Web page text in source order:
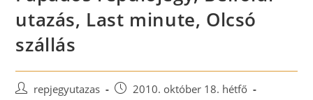
utazás, Last minute, Olcsó
szállás
Postrepjegyutazas
Post2010. október 18. hétfő